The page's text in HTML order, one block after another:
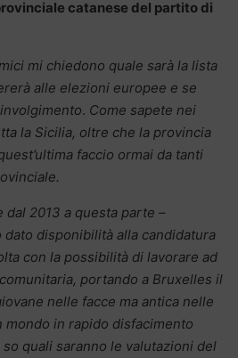
catanese del partito di
mi chiedono quale sarà la lista
alle elezioni europee e se
. Come sapete nei
la Sicilia, oltre che la provincia
faccio ormai da tanti
dal 2013 a questa parte –
dato disponibilità alla candidatura
con la possibilità di lavorare ad
portando a Bruxelles il
nelle facce ma antica nelle
mondo in rapido disfacimento
so quali saranno le valutazioni del